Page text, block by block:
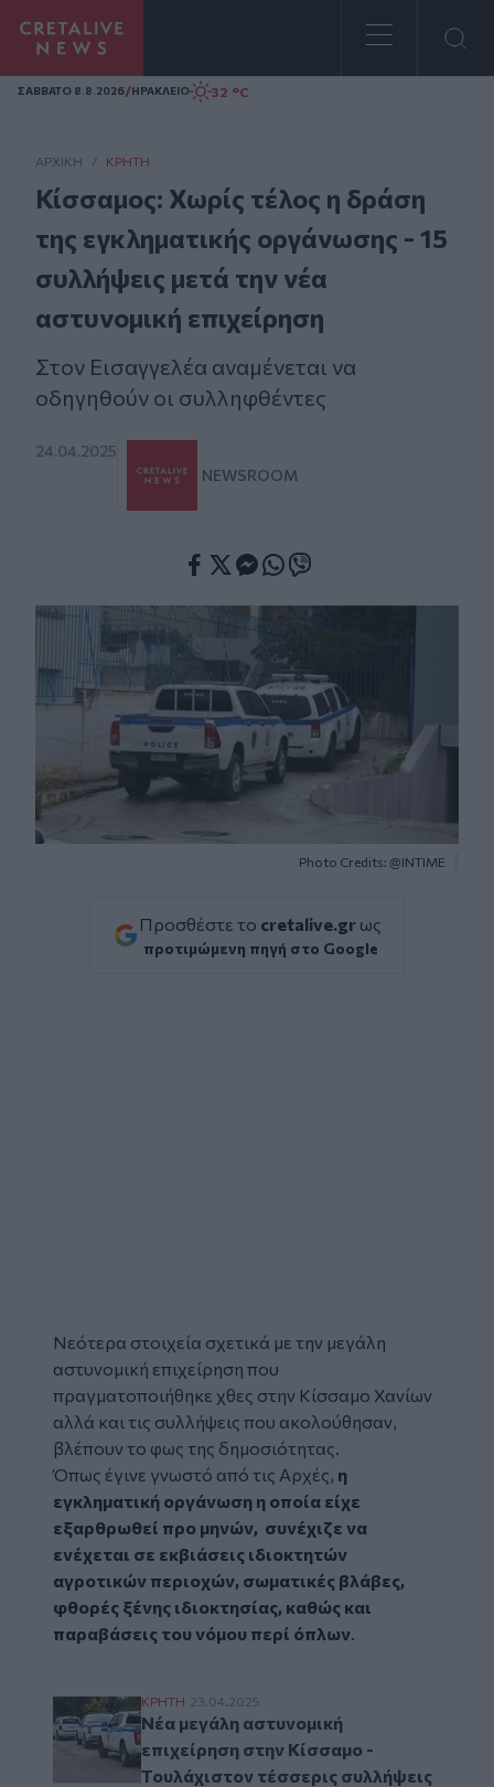
Homepage
ΣAΒΒΑΤΟ 8.8.2026/ΗΡΑΚΛΕΙΟ 32 °C
ΑΡΧΙΚΗ / ΚΡΉΤΗ
Κίσσαμος: Χωρίς τέλος η δράση
της εγκληματικής οργάνωσης - 15
συλλήψεις μετά την νέα
αστυνομική επιχείρηση
Στον Εισαγγελέα αναμένεται να
οδηγηθούν οι συλληφθέντες
24.04.2025
NEWSROOM
Photo Credits: @INTIME
Προσθέστε το cretalive.gr ως
προτιμώμενη πηγή στο Google
Νεότερα στοιχεία σχετικά με την μεγάλη
αστυνομική επιχείρηση που
πραγματοποιήθηκε χθες στην Κίσσαμο Χανίων
αλλά και τις συλλήψεις που ακολούθησαν,
βλέπουν το φως της δημοσιότητας.
Όπως έγινε γνωστό από τις Αρχές, η
εγκληματική οργάνωση η οποία είχε
εξαρθρωθεί προ μηνών, συνέχιζε να
ενέχεται σε εκβιάσεις ιδιοκτητών
αγροτικών περιοχών, σωματικές βλάβες,
φθορές ξένης ιδιοκτησίας, καθώς και
παραβάσεις του νόμου περί όπλων.
Νέα μεγάλη αστυνομική επιχείρηση στην
ΚΡΗΤΗ 23.04.2025
Νέα μεγάλη αστυνομική
επιχείρηση στην Κίσσαμο -
Τουλάχιστον τέσσερις συλλήψεις